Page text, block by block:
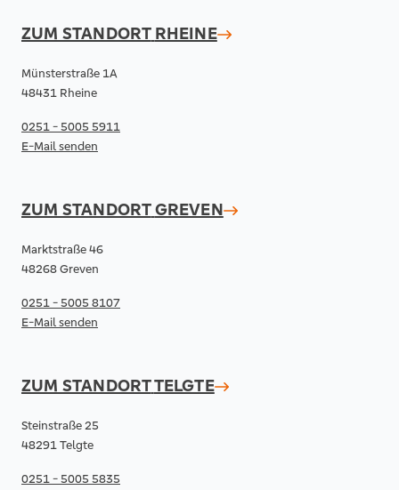
ZUM STANDORT RHEINE
Münsterstraße 1A
48431 Rheine
0251 - 5005 5911
E-Mail senden
ZUM STANDORTGREVEN
Marktstraße 46
48268 Greven
0251 - 5005 8107
E-Mail senden
ZUM STANDORTTELGTE
Steinstraße 25
48291 Telgte
0251 - 5005 5835